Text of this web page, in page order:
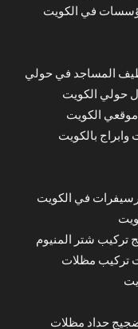
في الكويت
حولي الكويت
الكويت
بالكويت
تركيب شتر المنيوم
تركيب مظلات
حداد مظلات